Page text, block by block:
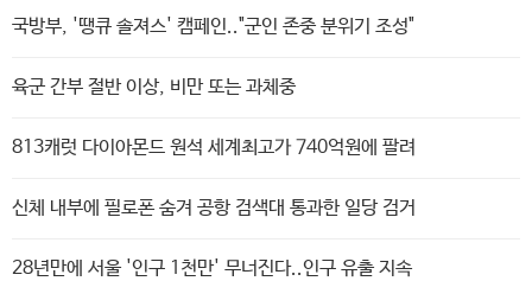
국방부, '땡큐 솔져스' 캠페인.."군인 존중 분위기 조성"
육군 간부 절반 이상, 비만 또는 과체중
813캐럿 다이아몬드 원석 세계최고가 740억원에 팔려
신체 내부에 필로폰 숨겨 공항 검색대 통과한 일당 검거
28년만에 서울 '인구 1천만' 무너진다..인구 유출 지속